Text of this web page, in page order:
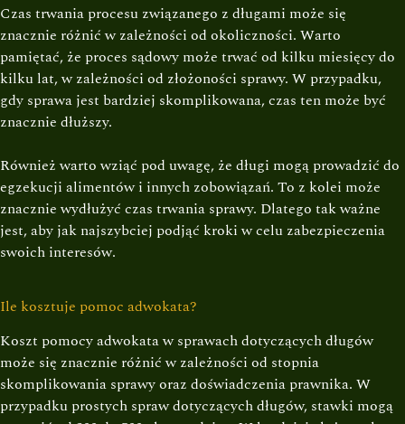
Czas trwania procesu związanego z długami może się
znacznie różnić w zależności od okoliczności. Warto
pamiętać, że proces sądowy może trwać od kilku miesięcy do
kilku lat, w zależności od złożoności sprawy. W przypadku,
gdy sprawa jest bardziej skomplikowana, czas ten może być
znacznie dłuższy.
Również warto wziąć pod uwagę, że długi mogą prowadzić do
egzekucji alimentów i innych zobowiązań. To z kolei może
znacznie wydłużyć czas trwania sprawy. Dlatego tak ważne
jest, aby jak najszybciej podjąć kroki w celu zabezpieczenia
swoich interesów.
Ile kosztuje pomoc adwokata?
Koszt pomocy adwokata w sprawach dotyczących długów
może się znacznie różnić w zależności od stopnia
skomplikowania sprawy oraz doświadczenia prawnika. W
przypadku prostych spraw dotyczących długów, stawki mogą